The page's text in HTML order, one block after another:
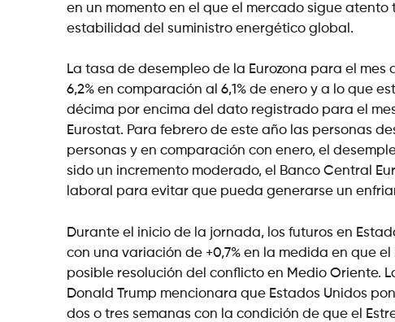
en un momento en el que el mercado sigue
estabilidad del suministro energético global.
La tasa de desempleo de la Eurozona para el
6,2% en comparación al 6,1% de enero y a lo que
décima por encima del dato registrado para el
Eurostat. Para febrero de este año las personas
personas y en comparación con enero, el
sido un incremento moderado, el Banco Central
laboral para evitar que pueda generarse un
Durante el inicio de la jornada, los futuros en
con una variación de +0,7% en la medida en que
posible resolución del conflicto en Medio Oriente.
Donald Trump mencionara que Estados Unidos
dos o tres semanas con la condición de que el